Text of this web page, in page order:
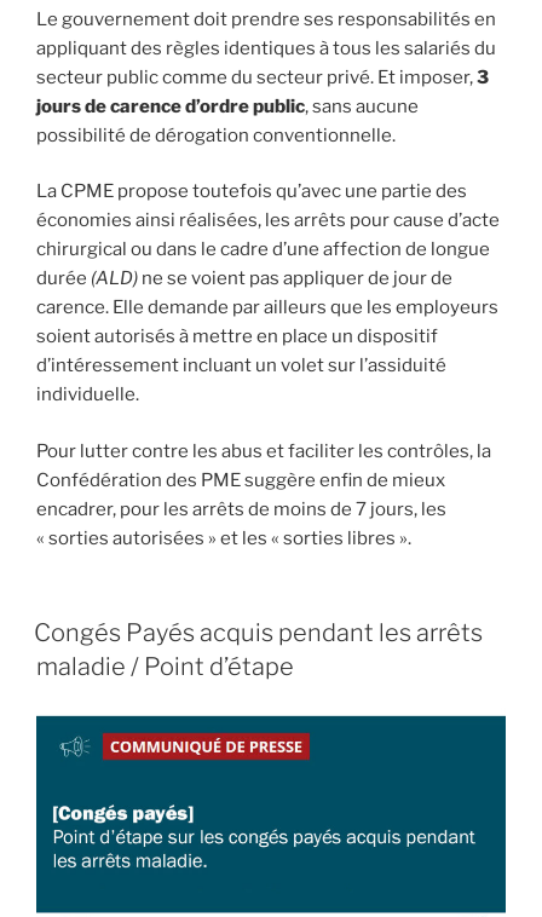
Le gouvernement doit prendre ses responsabilités en
appliquant des règles identiques à tous les salariés du
secteur public comme du secteur privé. Et imposer,3
jours de carence d’ordre public, sans aucune
possibilité de dérogation conventionnelle.
La CPME propose toutefois qu’avec une partie des
économies ainsi réalisées, les arrêts pour cause d’acte
chirurgical ou dans le cadre d’une affection de longue
durée (ALD) ne se voient pas appliquer de jour de
carence. Elle demande par ailleurs que les employeurs
soient autorisés à mettre en place un dispositif
d’intéressement incluant un volet sur l’assiduité
individuelle.
Pour lutter contre les abus et faciliter les contrôles, la
Confédération des PME suggère enfin de mieux
encadrer, pour les arrêts de moins de 7 jours, les
« sorties autorisées » et les « sorties libres ».
Congés Payés acquis pendant les arrêts
maladie / Point d’étape